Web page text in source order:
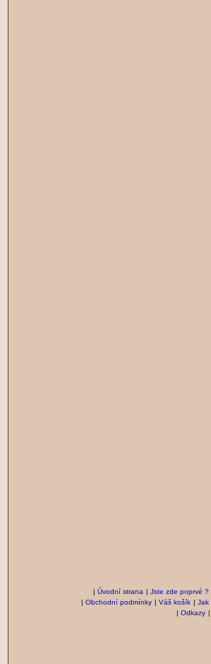
| Úvodní strana | Jste zde poprvé ?
| Obchodní podmínky | Váš košík | Jak
| Odkazy